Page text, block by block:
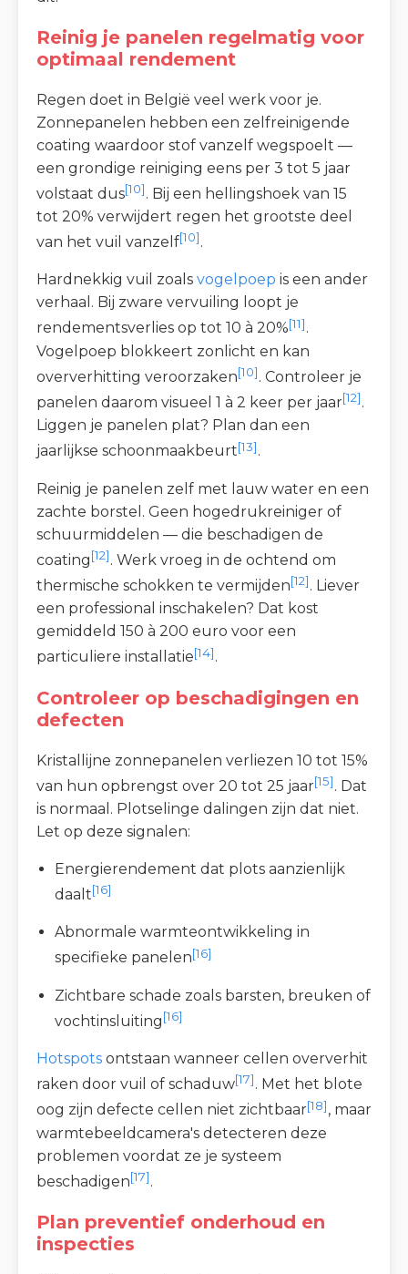
Reinig je panelen regelmatig voor
optimaal rendement
Regen doet in België veel werk voor je.
Zonnepanelen hebben een zelfreinigende
coating waardoor stof vanzelf wegspoelt —
een grondige reiniging eens per 3 tot 5 jaar
volstaat dus[10]. Bij een hellingshoek van 15
tot 20% verwijdert regen het grootste deel
van het vuil vanzelf[10].
Hardnekkig vuil zoals vogelpoep is een ander
verhaal. Bij zware vervuiling loopt je
rendementsverlies op tot 10 à 20%[11].
Vogelpoep blokkeert zonlicht en kan
oververhitting veroorzaken[10]. Controleer je
panelen daarom visueel 1 à 2 keer per jaar[12].
Liggen je panelen plat? Plan dan een
jaarlijkse schoonmaakbeurt[13].
Reinig je panelen zelf met lauw water en een
zachte borstel. Geen hogedrukreiniger of
schuurmiddelen — die beschadigen de
coating[12]. Werk vroeg in de ochtend om
thermische schokken te vermijden[12]. Liever
een professional inschakelen? Dat kost
gemiddeld 150 à 200 euro voor een
particuliere installatie[14].
Controleer op beschadigingen en
defecten
Kristallijne zonnepanelen verliezen 10 tot 15%
van hun opbrengst over 20 tot 25 jaar[15]. Dat
is normaal. Plotselinge dalingen zijn dat niet.
Let op deze signalen:
Energierendement dat plots aanzienlijk
daalt[16]
Abnormale warmteontwikkeling in
specifieke panelen[16]
Zichtbare schade zoals barsten, breuken of
vochtinsluiting[16]
Hotspots ontstaan wanneer cellen oververhit
raken door vuil of schaduw[17]. Met het blote
oog zijn defecte cellen niet zichtbaar[18], maar
warmtebeeldcamera's detecteren deze
problemen voordat ze je systeem
beschadigen[17].
Plan preventief onderhoud en
inspecties